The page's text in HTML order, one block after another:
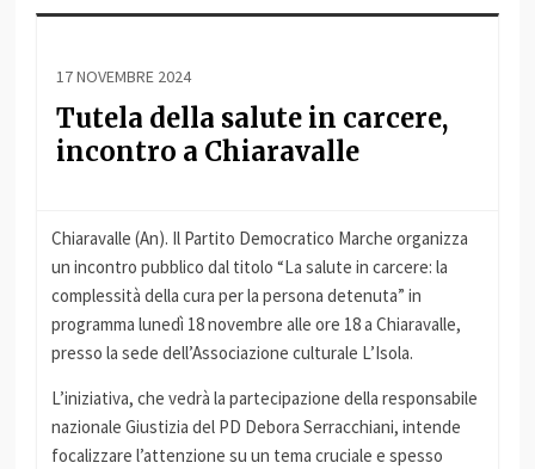
17 NOVEMBRE 2024
Tutela della salute in carcere,
incontro a Chiaravalle
Chiaravalle (An). Il Partito Democratico Marche organizza
un incontro pubblico dal titolo “La salute in carcere: la
complessità della cura per la persona detenuta” in
programma lunedì 18 novembre alle ore 18 a Chiaravalle,
presso la sede dell’Associazione culturale L’Isola.
L’iniziativa, che vedrà la partecipazione della responsabile
nazionale Giustizia del PD Debora Serracchiani, intende
focalizzare l’attenzione su un tema cruciale e spesso